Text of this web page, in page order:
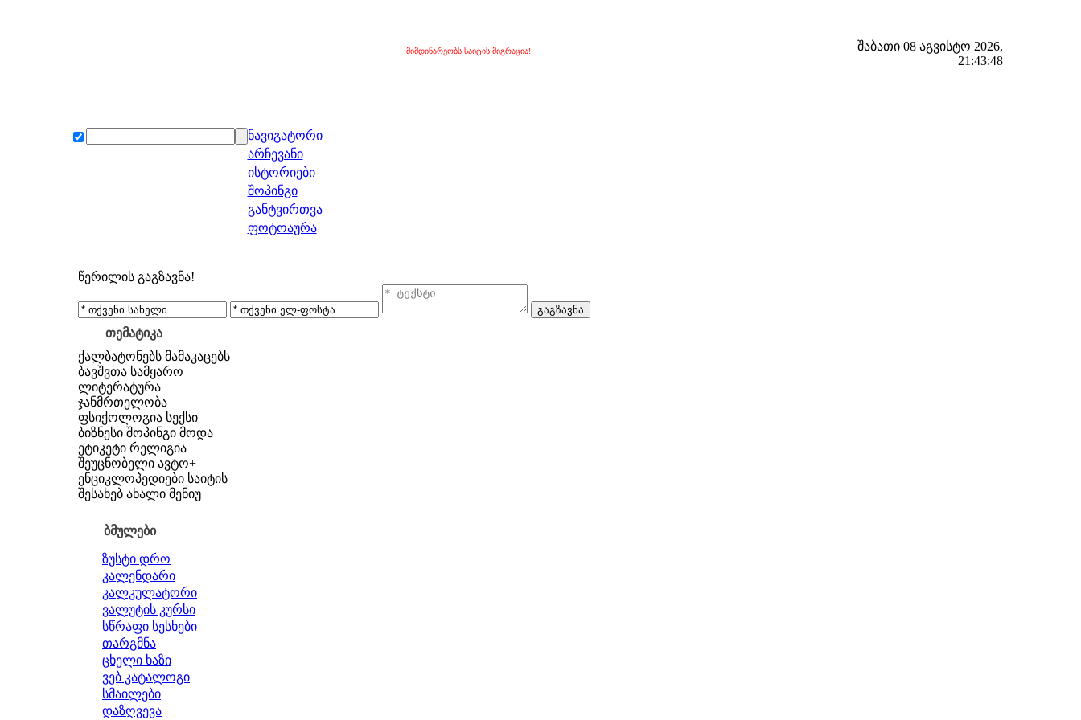
მიმდინარეობს საიტის მიგრაცია!
შაბათი 08 აგვისტო 2026,
21:43:49
ნავიგატორი
არჩევანი
ისტორიები
შოპინგი
განტვირთვა
ფოტოაურა
წერილის გაგზავნა!
თემატიკა
ქალბატონებს მამაკაცებს
ბავშვთა სამყარო
ლიტერატურა
ჯანმრთელობა
ფსიქოლოგია სექსი
ბიზნესი შოპინგი მოდა
ეტიკეტი რელიგია
შეუცნობელი ავტო+
ენციკლოპედიები საიტის
შესახებ ახალი მენიუ
ბმულები
ზუსტი დრო
კალენდარი
კალკულატორი
ვალუტის კურსი
სწრაფი სესხები
თარგმნა
ცხელი ხაზი
ვებ კატალოგი
სმაილები
დაზღვევა